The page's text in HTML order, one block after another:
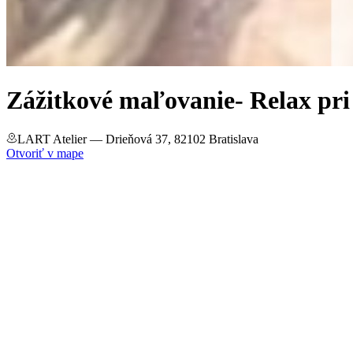
Zážitkové maľovanie- Relax
LART Atelier— Drieňová 37, 82102 Bratislava
Otvoriť v mape